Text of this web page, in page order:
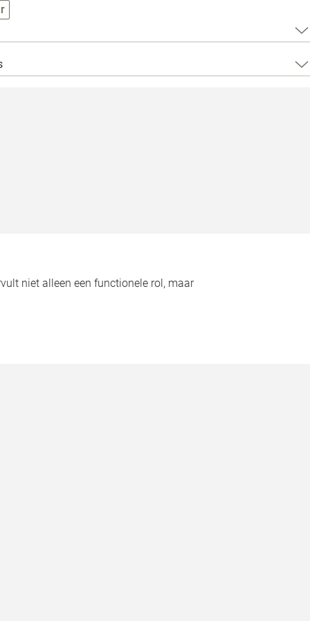
Loods 5
niet alleen een functionele rol, maar